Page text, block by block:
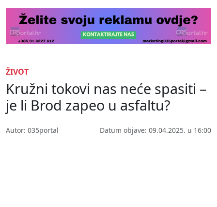
ŽIVOT
Kružni tokovi nas neće spasiti –
je li Brod zapeo u asfaltu?
Autor: 035portal Datum objave: 09.04.2025. u 16:00